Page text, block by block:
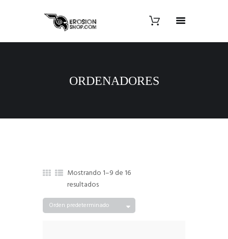
ORDENADORES
Mostrando 1–9 de 16
resultados